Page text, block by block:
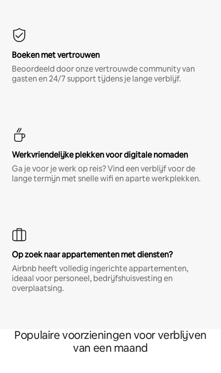
Boeken met vertrouwen
Beoordeeld door onze vertrouwde community van
gasten en 24/7 support tijdens je lange verblijf.
Werkvriendelijke plekken voor digitale nomaden
Ga je voor je werk op reis? Vind een verblijf voor de
lange termijn met snelle wifi en aparte werkplekken.
Op zoek naar appartementen met diensten?
Airbnb heeft volledig ingerichte appartementen,
ideaal voor personeel, bedrijfshuisvesting en
overplaatsing.
Populaire voorzieningen voor verblijven
van een maand